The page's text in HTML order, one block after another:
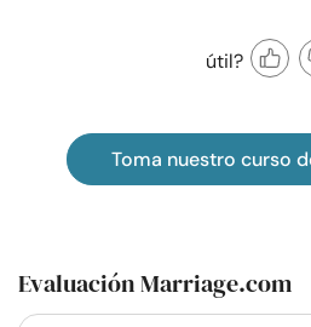
útil?
Toma nuestro curso
Evaluación Marriage.com